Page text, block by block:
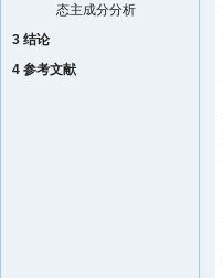
态主成分分析
3 结论
4 参考文献